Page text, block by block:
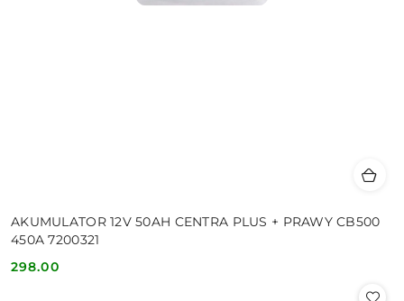
AKUMULATOR 12V 50AH CENTRA PLUS + PRAWY CB500
450A 7200321
Cena:
298.00